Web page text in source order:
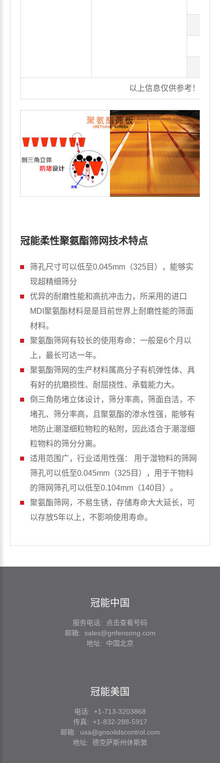
以上信息仅供参考！
冠能柔性聚氨酯筛网技术特点
筛孔尺寸可以低至0.045mm（325目），能够实
现超精细筛分
优异的耐磨性能和高抗冲击力，所采用的进口
MDI聚氨酯材料是是目前世界上耐磨性能的筛面
材料。
聚氨酯筛网有较长的使用寿命：一般是6个月以
上，最长可达一年。
聚氨酯筛网的生产材料属高分子有机弹性体、具
有好的抗磨损性、耐屈挠性、承载能力大。
倒三角防堵立体设计，筛分率高，筛面自洁，不
堵孔、筛分率高，且聚氨酯的渗水性强，能够有
地防止潮湿细粒物粒的粘附，因此适合于潮湿细
粒物料的筛分分离。
适用范围广，行业适用性强： 用于湿物料的筛网
筛孔可以低至0.045mm（325目），用于干物料
的筛网筛孔可以低至0.104mm（140目）。
聚氨酯筛网，不易生锈，存储寿命大大延长，可
以存放5年以上，不影响使用寿命。
冠能中国
服务电话: 点击查看号码
邮箱: sales@gnfensong.com
地址: 中国北京
冠能美国
电话: +1-713-3203868
传真: +1-832-288-5917
邮箱: usa@gnsolidscontrol.com
地址: 德克萨斯州休斯敦